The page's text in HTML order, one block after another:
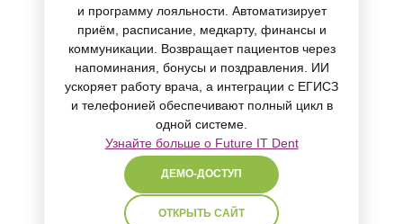
и программу лояльности. Автоматизирует
приём, расписание, медкарту, финансы и
коммуникации. Возвращает пациентов через
напоминания, бонусы и поздравления. ИИ
ускоряет работу врача, а интеграции с ЕГИСЗ
и телефонией обеспечивают полный цикл в
одной системе.
Узнайте больше о Future IT Dent
ДЕМО-ДОСТУП
ОТКРЫТЬ САЙТ